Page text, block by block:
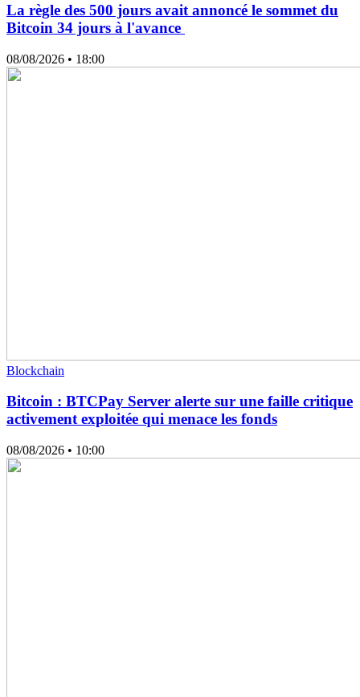
La règle des 500 jours avait annoncé le sommet du
Bitcoin 34 jours à l'avance
08/08/2026 • 18:00
Blockchain
Bitcoin : BTCPay Server alerte sur une faille critique
activement exploitée qui menace les fonds
08/08/2026 • 10:00